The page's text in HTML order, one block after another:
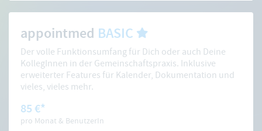
appointmed BASIC
Der volle Funktionsumfang für Dich oder auch Deine
KollegInnen in der Gemeinschaftspraxis. Inklusive
erweiterter Features für Kalender, Dokumentation und
vieles, vieles mehr.
85 €*
pro Monat & BenutzerIn